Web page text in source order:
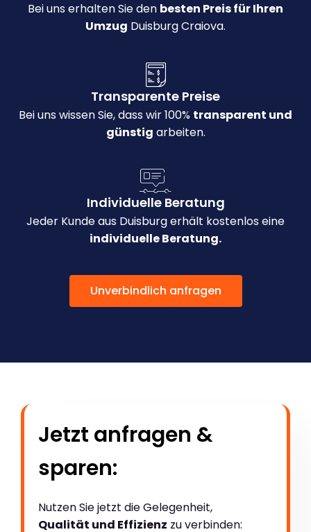
Bei uns erhalten Sie den besten Preis für Ihren
Umzug Duisburg Craiova.
Transparente Preise
Bei uns wissen Sie, dass wir 100% transparent und
günstig arbeiten.
Individuelle Beratung
Jeder Kunde aus Duisburg erhält kostenlos eine
individuelle Beratung.
Unverbindlich anfragen
Jetzt anfragen &
sparen:
Nutzen Sie jetzt die Gelegenheit,
Qualität und Effizienz zu verbinden: